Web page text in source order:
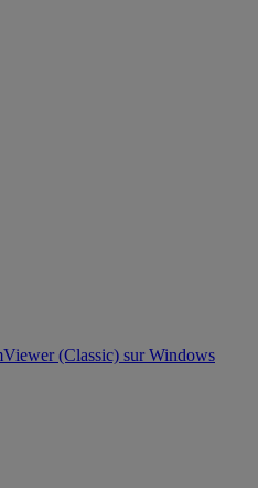
(Classic) sur Windows